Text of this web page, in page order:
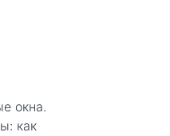
окна.
как